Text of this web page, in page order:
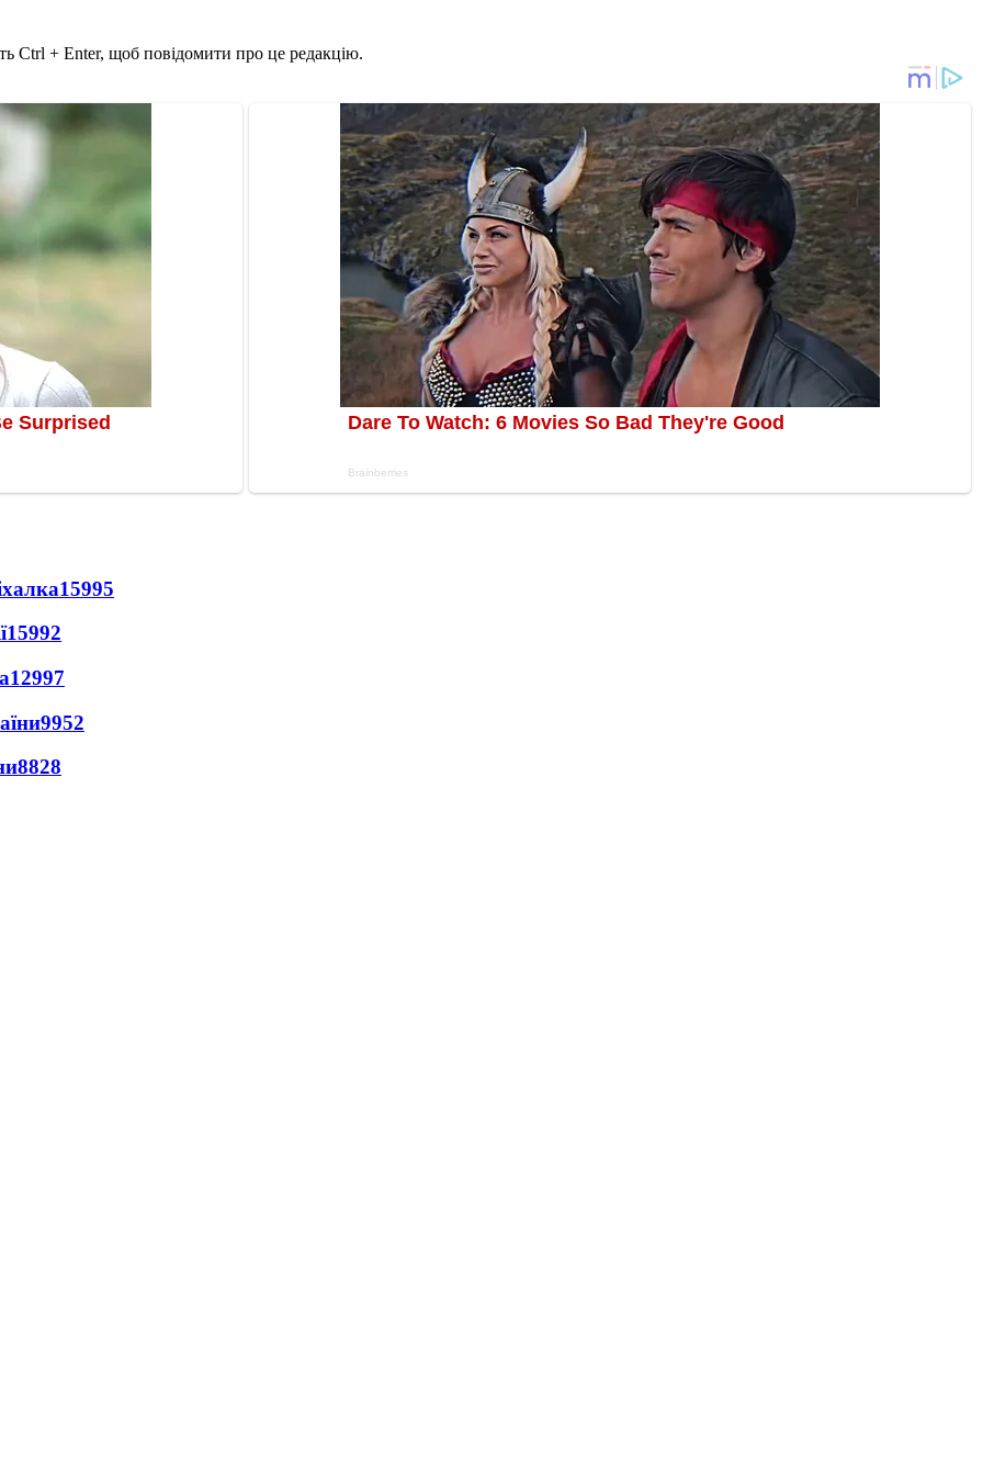
Ctrl + Enter, щоб повідомити про це редакцію.
15995
15992
12997
9952
8828